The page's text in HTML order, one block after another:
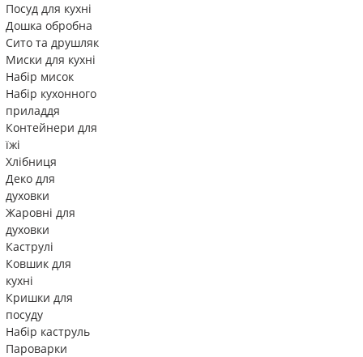
Посуд для кухні
Дошка обробна
Сито та друшляк
Миски для кухні
Набір мисок
Набір кухонного
приладдя
Контейнери для
їжі
Хлібниця
Деко для
духовки
Жаровні для
духовки
Каструлі
Ковшик для
кухні
Кришки для
посуду
Набір каструль
Пароварки